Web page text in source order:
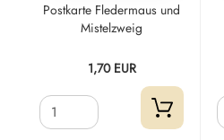
Postkarte Fledermaus und
Mistelzweig
1,70 EUR